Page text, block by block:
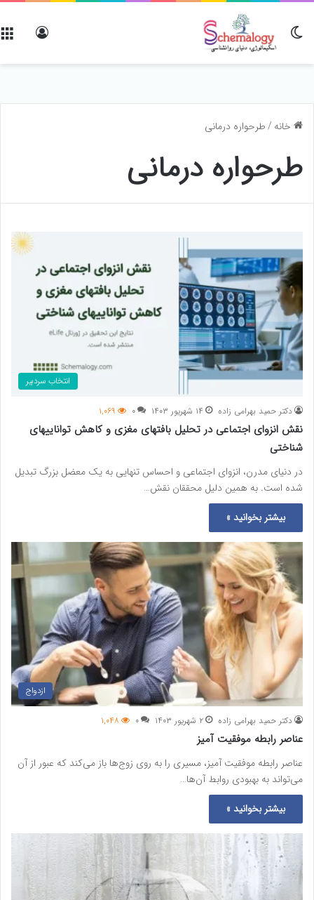
تغییر پوسته
خانه /طرحواره درمانی
طرحواره درمانی
انتخاب سردبیر
دکتر حمید بهرامی زاده ۱۴ شهریور ۱۴۰۳ ۰ ۱,۰۶۹
نقش انزوای اجتماعی در تحلیل بافتهای مغزی و کاهش تواناییهای
شناختی
در دنیای مدرن، انزوای اجتماعی و احساس تنهایی به یک معضل بزرگ تبدیل
شده است. به همین دلیل محققان نقش…
بیشتر بخوانید »
ازدواج
دکتر حمید بهرامی زاده ۲ شهریور ۱۴۰۳ ۰ ۱,۰۴۸
عناصر رابطه موفقیت آمیز
عناصر رابطه موفقیت آمیز، مسیری را به روی زوج‌ها باز می‌کند که عبور از آن
می‌تواند به بهبودی روابط آن‌ها…
بیشتر بخوانید »